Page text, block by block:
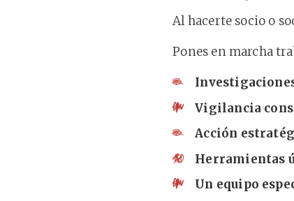
Al hacerte socio o
Pones en marcha
Vigilancia
Acción
Herramientas
Un equipo